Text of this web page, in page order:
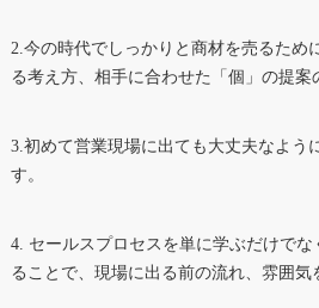
2.今の時代でしっかりと商材を売るため
る考え方、相手に合わせた「個」の提案
3.初めて営業現場に出ても大丈夫なよう
す。
4. セールスプロセスを単に学ぶだけで
ることで、現場に出る前の流れ、雰囲気